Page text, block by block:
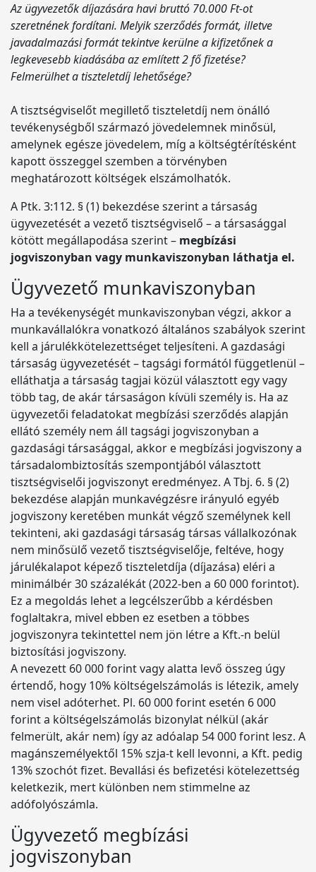
Az ügyvezetők díjazására havi bruttó 70.000 Ft-ot
szeretnének fordítani. Melyik szerződés formát, illetve
javadalmazási formát tekintve kerülne a kifizetőnek a
legkevesebb kiadásába az említett 2 fő fizetése?
Felmerülhet a tiszteletdíj lehetősége?
A tisztségviselőt megillető tiszteletdíj nem önálló
tevékenységből származó jövedelemnek minősül,
amelynek egésze jövedelem, míg a költségtérítésként
kapott összeggel szemben a törvényben
meghatározott költségek elszámolhatók.
A Ptk. 3:112. § (1) bekezdése szerint a társaság
ügyvezetését a vezető tisztségviselő – a társasággal
kötött megállapodása szerint – megbízási
jogviszonyban vagy munkaviszonyban láthatja el.
Ügyvezető munkaviszonyban
Ha a tevékenységét munkaviszonyban végzi, akkor a
munkavállalókra vonatkozó általános szabályok szerint
kell a járulékkötelezettséget teljesíteni. A gazdasági
társaság ügyvezetését – tagsági formától függetlenül –
elláthatja a társaság tagjai közül választott egy vagy
több tag, de akár társaságon kívüli személy is. Ha az
ügyvezetői feladatokat megbízási szerződés alapján
ellátó személy nem áll tagsági jogviszonyban a
gazdasági társasággal, akkor e megbízási jogviszony a
társadalombiztosítás szempontjából választott
tisztségviselői jogviszonyt eredményez. A Tbj. 6. § (2)
bekezdése alapján munkavégzésre irányuló egyéb
jogviszony keretében munkát végző személynek kell
tekinteni, aki gazdasági társaság társas vállalkozónak
nem minősülő vezető tisztségviselője, feltéve, hogy
járulékalapot képező tiszteletdíja (díjazása) eléri a
minimálbér 30 százalékát (2022-ben a 60 000 forintot).
Ez a megoldás lehet a legcélszerűbb a kérdésben
foglaltakra, mivel ebben ez esetben a többes
jogviszonyra tekintettel nem jön létre a Kft.-n belül
biztosítási jogviszony.
A nevezett 60 000 forint vagy alatta levő összeg úgy
értendő, hogy 10% költségelszámolás is létezik, amely
nem visel adóterhet. Pl. 60 000 forint esetén 6 000
forint a költségelszámolás bizonylat nélkül (akár
felmerült, akár nem) így az adóalap 54 000 forint lesz. A
magánszemélyektől 15% szja-t kell levonni, a Kft. pedig
13% szochót fizet. Bevallási és befizetési kötelezettség
keletkezik, mert különben nem stimmelne az
adófolyószámla.
Ügyvezető megbízási
jogviszonyban